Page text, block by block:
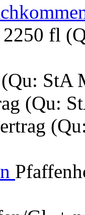
fl
StA
(Qu: